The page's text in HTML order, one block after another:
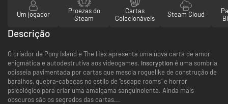
Um jogador
Proezas do
Steam
Cartas
Colecionáveis
Steam Cloud
Descrição
O criador de Pony Island e The Hex apresenta uma nova carta de amor
enigmática e autodestrutiva aos videogames. Inscryption é uma sombria
odisseia pavimentada por cartas que mescla roguelike de construção de
baralhos, quebra-cabeças no estilo de "escape rooms" e horror
psicológico para criar uma amálgama sanguinolenta. Ainda mais
obscuros são os segredos das cartas...